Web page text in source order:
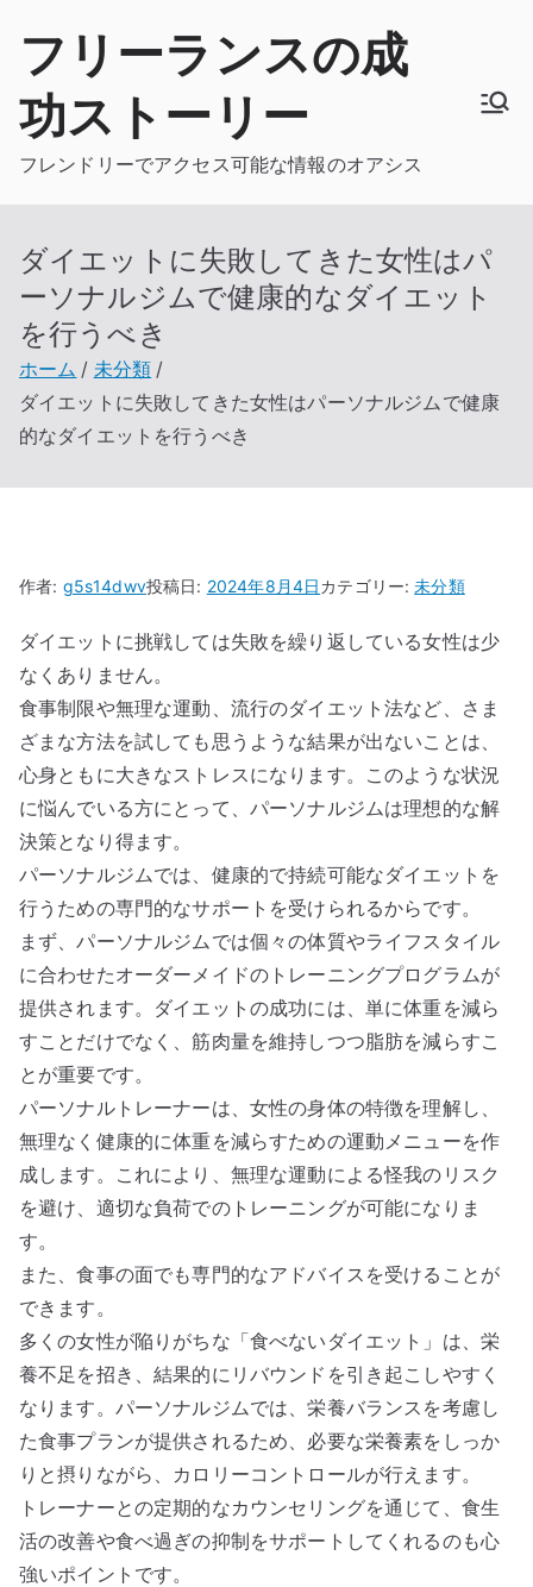
フリーランスの成
功ストーリー
フレンドリーでアクセス可能な情報のオアシス
ダイエットに失敗してきた女性はパ
ーソナルジムで健康的なダイエット
を行うべき
ホーム
未分類
ダイエットに失敗してきた女性はパーソナルジムで健康
的なダイエットを行うべき
作者: g5s14dwv投稿日: 2024年8月4日カテゴリー:未分類
ダイエットに挑戦しては失敗を繰り返している女性は少
なくありません。
食事制限や無理な運動、流行のダイエット法など、さま
ざまな方法を試しても思うような結果が出ないことは、
心身ともに大きなストレスになります。このような状況
に悩んでいる方にとって、パーソナルジムは理想的な解
決策となり得ます。
パーソナルジムでは、健康的で持続可能なダイエットを
行うための専門的なサポートを受けられるからです。
まず、パーソナルジムでは個々の体質やライフスタイル
に合わせたオーダーメイドのトレーニングプログラムが
提供されます。ダイエットの成功には、単に体重を減ら
すことだけでなく、筋肉量を維持しつつ脂肪を減らすこ
とが重要です。
パーソナルトレーナーは、女性の身体の特徴を理解し、
無理なく健康的に体重を減らすための運動メニューを作
成します。これにより、無理な運動による怪我のリスク
を避け、適切な負荷でのトレーニングが可能になりま
す。
また、食事の面でも専門的なアドバイスを受けることが
できます。
多くの女性が陥りがちな「食べないダイエット」は、栄
養不足を招き、結果的にリバウンドを引き起こしやすく
なります。パーソナルジムでは、栄養バランスを考慮し
た食事プランが提供されるため、必要な栄養素をしっか
りと摂りながら、カロリーコントロールが行えます。
トレーナーとの定期的なカウンセリングを通じて、食生
活の改善や食べ過ぎの抑制をサポートしてくれるのも心
強いポイントです。